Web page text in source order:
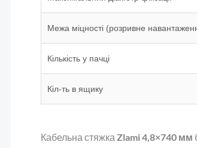
Межа міцності (розривне
Кількість у пачці
Кіл-ть в ящику
Кабельна стяжка Zlami 4,8×740 мм